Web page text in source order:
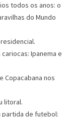
todos os anos: o
do Mundo
Ipanema e
Copacabana nos
litoral.
partida de futebol: